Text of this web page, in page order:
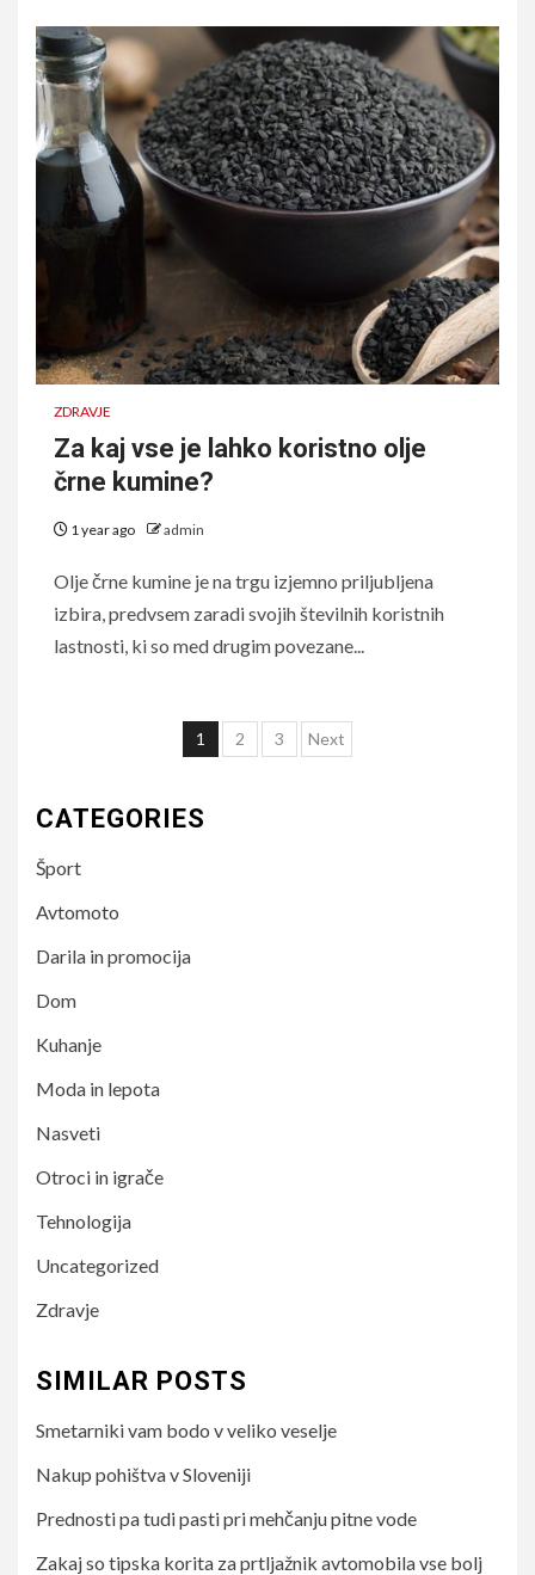
ZDRAVJE
Za kaj vse je lahko koristno olje
črne kumine?
1 year ago admin
Olje črne kumine je na trgu izjemno priljubljena
izbira, predvsem zaradi svojih številnih koristnih
lastnosti, ki so med drugim povezane...
Posts
1 2 3 Next
CATEGORIES
Šport
Avtomoto
Darila in promocija
Dom
Kuhanje
Moda in lepota
Nasveti
Otroci in igrače
Tehnologija
Uncategorized
Zdravje
SIMILAR POSTS
Smetarniki vam bodo v veliko veselje
Nakup pohištva v Sloveniji
Prednosti pa tudi pasti pri mehčanju pitne vode
Zakaj so tipska korita za prtljažnik avtomobila vse bolj